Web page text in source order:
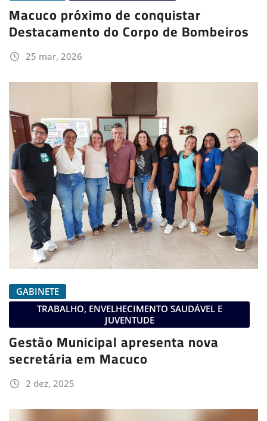
Macuco próximo de conquistar
Destacamento do Corpo de Bombeiros
25 mar, 2026
GABINETE
TRABALHO, ENVELHECIMENTO SAUDÁVEL E
JUVENTUDE
Gestão Municipal apresenta nova
secretária em Macuco
2 dez, 2025